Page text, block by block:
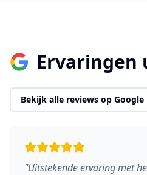
Ervaringen
Bekijk alle reviews op Google
"Uitstekende ervaring met